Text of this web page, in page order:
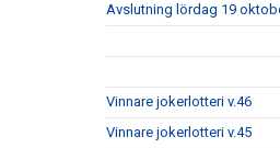
Avslutning lördag 19
Vinnare jokerlotteri v.46
Vinnare jokerlotteri v.45